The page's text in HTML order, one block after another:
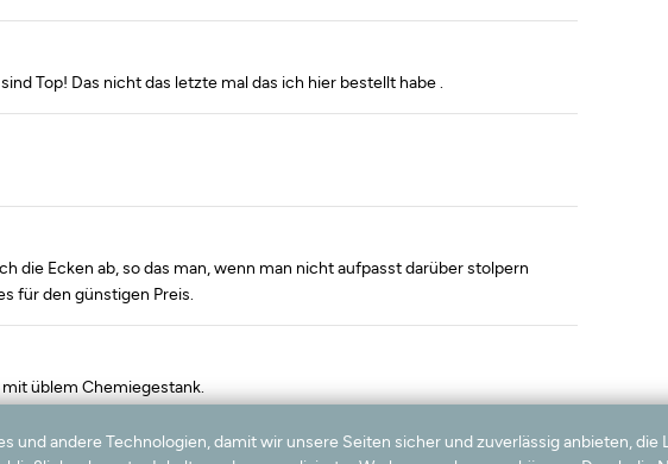
Top! Das nicht das letzte mal das ich hier bestellt habe .
die Ecken ab, so das man, wenn man nicht aufpasst darüber stolpern
für den günstigen Preis.
üblem Chemiegestank.
und andere Technologien, damit wir unsere Seiten sicher und zuverlässig anbieten, die